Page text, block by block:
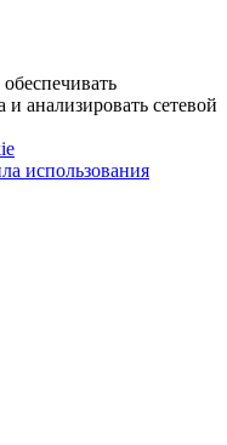
анализировать сетевой
использования